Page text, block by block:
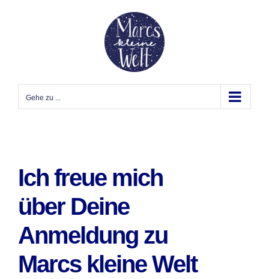
Gehe zu ...
Ich freue mich
über Deine
Anmeldung zu
Marcs kleine Welt